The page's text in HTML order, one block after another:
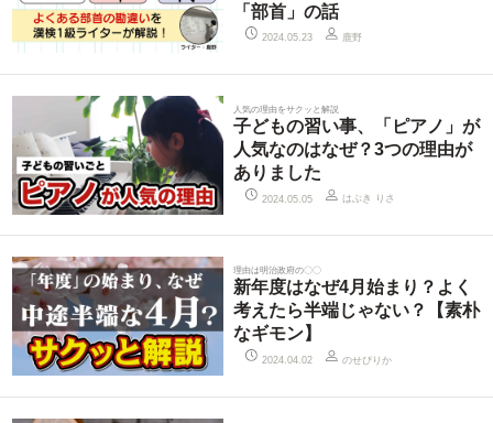
「部首」の話
2024.05.23 鹿野
人気の理由をサクッと解説
子どもの習い事、「ピアノ」が
人気なのはなぜ？3つの理由が
ありました
2024.05.05 はぶき りさ
理由は明治政府の〇〇
新年度はなぜ4月始まり？よく
考えたら半端じゃない？【素朴
なギモン】
2024.04.02 のせぴりか